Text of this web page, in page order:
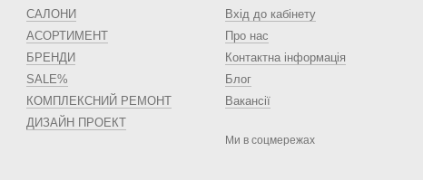
САЛОНИ
АСОРТИМЕНТ
БРЕНДИ
SALE%
КОМПЛЕКСНИЙ РЕМОНТ
ДИЗАЙН ПРОЕКТ
Вхід до кабінету
Про нас
Контактна інформація
Блог
Вакансії
Ми в соцмережах